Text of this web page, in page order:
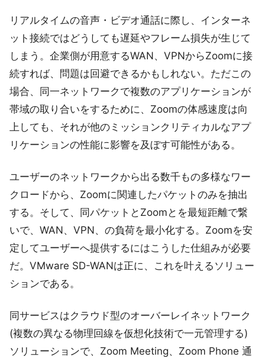
リアルタイムの音声・ビデオ通話に際し、インターネ
ット接続ではどうしても遅延やフレーム損失が生じて
しまう。企業側が用意するWAN、VPNからZoomに接
続すれば、問題は回避できるかもしれない。ただこの
場合、同一ネットワークで複数のアプリケーションが
帯域の取り合いをするために、Zoomの体感速度は向
上しても、それが他のミッションクリティカルなアプ
リケーションの性能に影響を及ぼす可能性がある。
ユーザーのネットワークから出る数千もの多様なワー
クロードから、Zoomに関連したパケットのみを抽出
する。そして、同パケットとZoomとを最短距離で繋
いで、WAN、VPN、の負荷を最小化する。Zoomを安
定してユーザーへ提供するにはこうした仕組みが必要
だ。VMware SD-WANは正に、これを叶えるソリュー
ションである。
同サービスはクラウド型のオーバーレイネットワーク
(複数の異なる物理回線を仮想化技術で一元管理する)
ソリューションで、Zoom Meeting、Zoom Phone 通